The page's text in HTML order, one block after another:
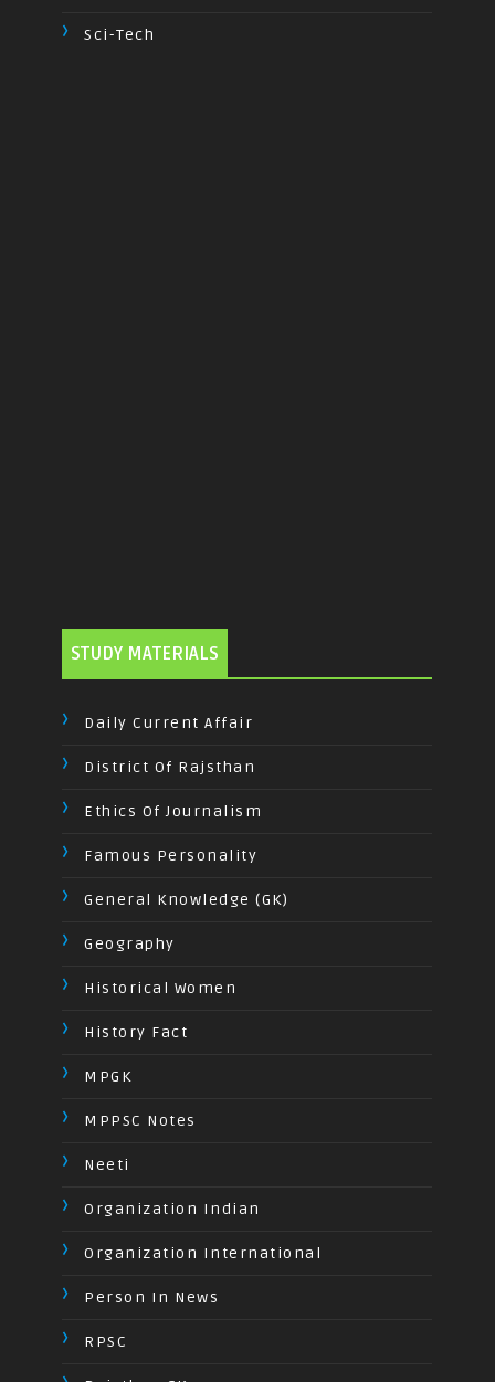
Sci-Tech
STUDY MATERIALS
Daily Current Affair
District Of Rajsthan
Ethics Of Journalism
Famous Personality
General Knowledge (GK)
Geography
Historical Women
History Fact
MPGK
MPPSC Notes
Neeti
Organization Indian
Organization International
Person In News
RPSC